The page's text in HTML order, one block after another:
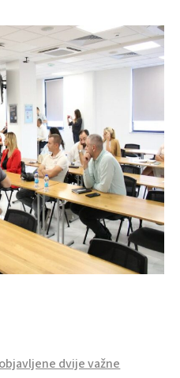
dvije važne